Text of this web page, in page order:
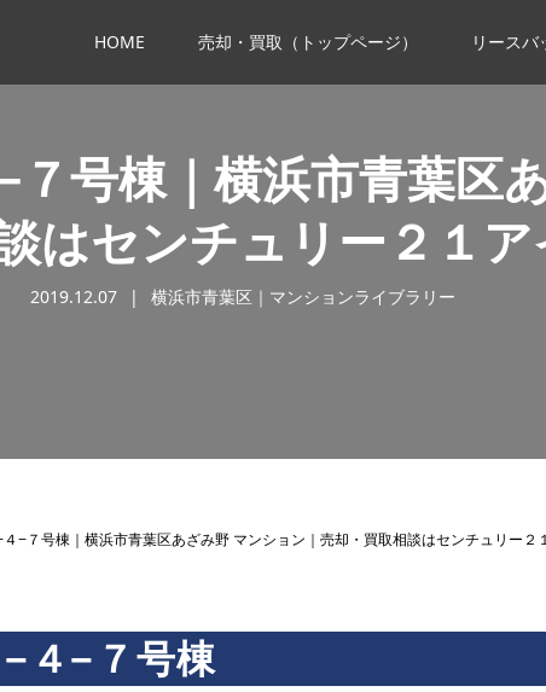
HOME 売却・買取（トップページ） リースバ
号棟｜横浜市青葉区
はセンチュリー２１
2019.12.07 横浜市青葉区｜マンションライブラリー
−７号棟｜横浜市青葉区あざみ野 マンション｜売却・買取相談はセンチュリー２
４−７号棟